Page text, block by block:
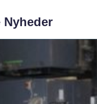
Nyheder